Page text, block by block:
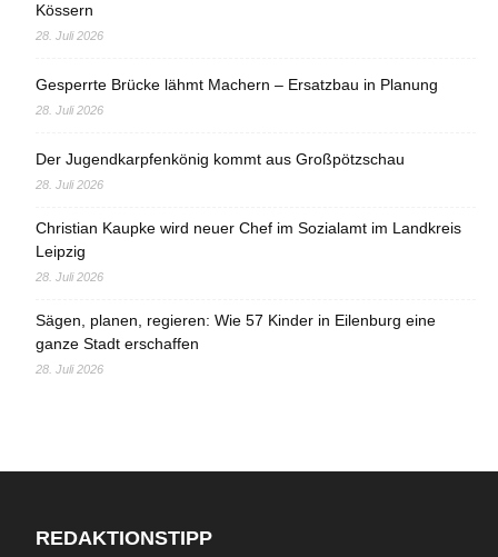
Kössern
28. Juli 2026
Gesperrte Brücke lähmt Machern – Ersatzbau in Planung
28. Juli 2026
Der Jugendkarpfenkönig kommt aus Großpötzschau
28. Juli 2026
Christian Kaupke wird neuer Chef im Sozialamt im Landkreis
Leipzig
28. Juli 2026
Sägen, planen, regieren: Wie 57 Kinder in Eilenburg eine
ganze Stadt erschaffen
28. Juli 2026
REDAKTIONSTIPP